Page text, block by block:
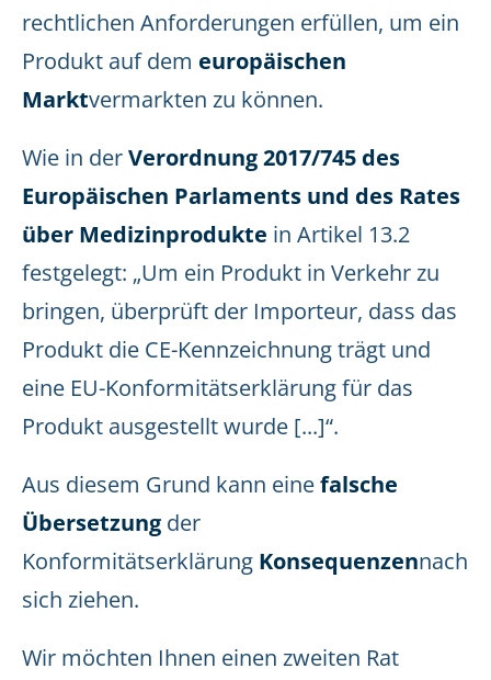
rechtlichen Anforderungen erfüllen, um ein
Produkt auf dem europäischen
Marktvermarkten zu können.
Wie in derVerordnung 2017/745 des
Europäischen Parlaments und des Rates
über Medizinprodukte in Artikel 13.2
festgelegt: „Um ein Produkt in Verkehr zu
bringen, überprüft der Importeur, dass das
Produkt die CE-Kennzeichnung trägt und
eine EU-Konformitätserklärung für das
Produkt ausgestellt wurde [...]“.
Aus diesem Grund kann einefalsche
Übersetzung der
Konformitätserklärung Konsequenzennach
sich ziehen.
Wir möchten Ihnen einen zweiten Rat